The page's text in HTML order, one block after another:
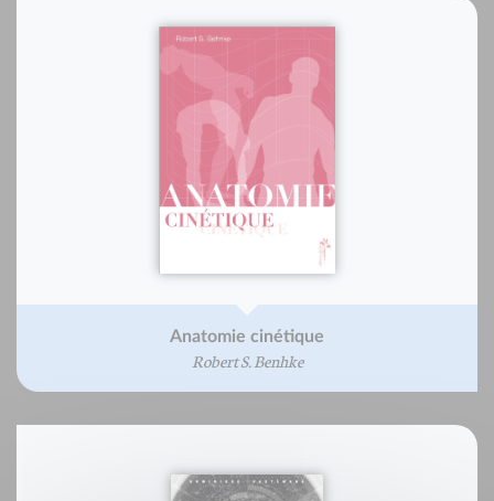
Anatomie cinétique
Robert S. Benhke